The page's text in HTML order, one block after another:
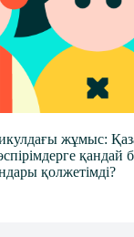
жұмыс:
қандай
қолжетімді?